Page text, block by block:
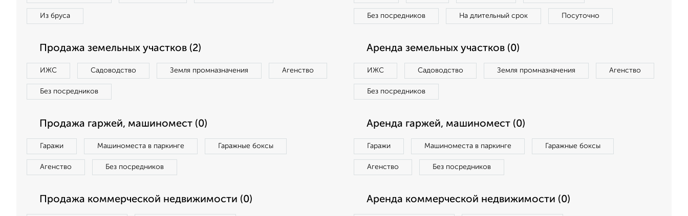
Из бруса Без посредников На длительный срок Посуточно
Продажа земельных участков (2)
ИЖС Садоводство Земля промназначения Агенство
Без посредников
Аренда земельных участков (0)
ИЖС Садоводство Земля промназначения Агенство
Без посредников
Продажа гаржей, машиномест (0)
Гаражи Машиноместа в паркинге Гаражные боксы
Агенство Без посредников
Аренда гаржей, машиномест (0)
Гаражи Машиноместа в паркинге Гаражные боксы
Агенство Без посредников
Продажа коммерческой недвижимости (0) Аренда коммерческой недвижимости (0)